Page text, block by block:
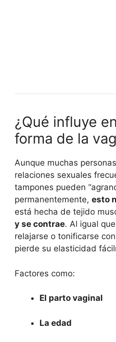
¿Qué influye
forma de la
Aunque muchas
relaciones sexuales
tampones pueden
permanentemente, esto
está hecha de tejido
y se contrae. Al igual
relajarse o tonificarse
pierde su elasticidad
Factores como:
El parto vaginal
La edad